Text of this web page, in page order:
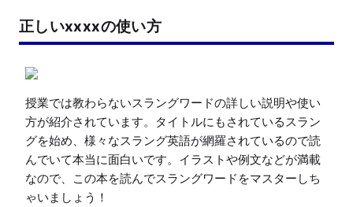
正しいxxxxの使い方
授業では教わらないスラングワードの詳しい説明や使い
方が紹介されています。タイトルにもされているスラン
グを始め、様々なスラング英語が網羅されているので読
んでいて本当に面白いです。イラストや例文などが満載
なので、この本を読んでスラングワードをマスターしち
ゃいましょう！